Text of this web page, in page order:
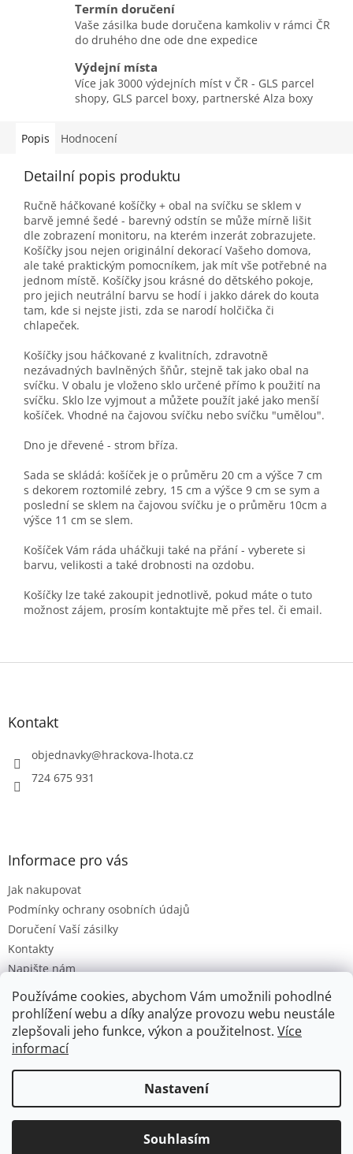
Používáme cookies, abychom Vám umožnili pohodlné
prohlížení webu a díky analýze provozu webu neustále
zlepšovali jeho funkce, výkon a použitelnost. Více
informací
Nastavení
Souhlasím
Termín doručení
Vaše zásilka bude doručena kamkoliv v rámci ČR
do druhého dne ode dne expedice
Výdejní místa
Více jak 3000 výdejních míst v ČR - GLS parcel
shopy, GLS parcel boxy, partnerské Alza boxy
Popis Hodnocení
Detailní popis produktu
Ručně háčkované košíčky + obal na svíčku se sklem v
barvě jemné šedé - barevný odstín se může mírně lišit
dle zobrazení monitoru, na kterém inzerát zobrazujete.
Košíčky jsou nejen originální dekorací Vašeho domova,
ale také praktickým pomocníkem, jak mít vše potřebné na
jednom místě. Košíčky jsou krásné do dětského pokoje,
pro jejich neutrální barvu se hodí i jakko dárek do kouta
tam, kde si nejste jisti, zda se narodí holčička či
chlapeček.
Košíčky jsou háčkované z kvalitních, zdravotně
nezávadných bavlněných šňůr, stejně tak jako obal na
svíčku. V obalu je vloženo sklo určené přímo k použití na
svíčku. Sklo lze vyjmout a můžete použít jaké jako menší
košíček. Vhodné na čajovou svíčku nebo svíčku "umělou".
Dno je dřevené - strom bříza.
Sada se skládá: košíček je o průměru 20 cm a výšce 7 cm
s dekorem roztomilé zebry, 15 cm a výšce 9 cm se sym a
poslední se sklem na čajovou svíčku je o průměru 10cm a
výšce 11 cm se slem.
Košíček Vám ráda uháčkuji také na přání - vyberete si
barvu, velikosti a také drobnosti na ozdobu.
Košíčky lze také zakoupit jednotlivě, pokud máte o tuto
možnost zájem, prosím kontaktujte mě přes tel. či email.
Z
Kontakt
objednavky@hrackova-lhota.cz
724 675 931
Informace pro vás
Jak nakupovat
Podmínky ochrany osobních údajů
Doručení Vaší zásilky
Kontakty
Napište nám
Hodnocení obchodu
Moje objednávka
Copyright 2026Hračková lhota. Všechna práva vyhrazena.
Upravit nastavení cookies